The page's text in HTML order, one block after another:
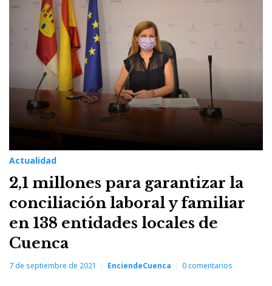
7
septiembre
2021
Actualidad
2,1 millones para garantizar la
conciliación laboral y familiar
en 138 entidades locales de
Cuenca
7 de septiembre de 2021 EnciendeCuenca 0comentarios